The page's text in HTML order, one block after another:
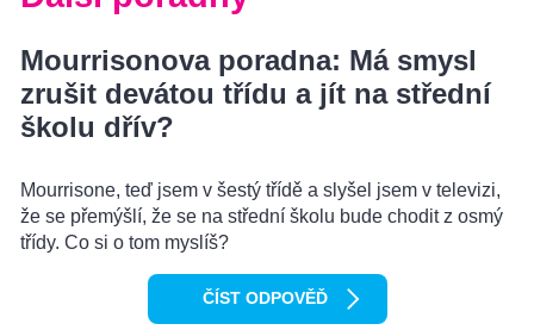
Mourrisonova poradna: Má smysl
zrušit devátou třídu a jít na střední
školu dřív?
Mourrisone, teď jsem v šestý třídě a slyšel jsem v televizi,
že se přemýšlí, že se na střední školu bude chodit z osmý
třídy. Co si o tom myslíš?
ČÍST ODPOVĚĎ